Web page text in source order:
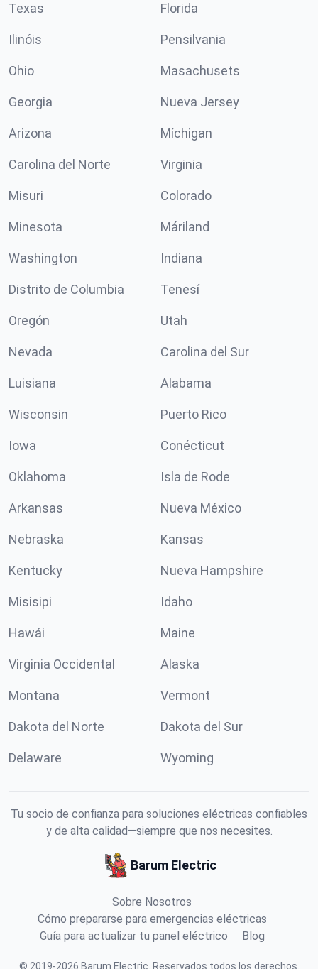
Texas Florida
Ilinóis Pensilvania
Ohio Masachusets
Georgia Nueva Jersey
Arizona Míchigan
Carolina del Norte Virginia
Misuri Colorado
Minesota Máriland
Washington Indiana
Distrito de Columbia Tenesí
Oregón Utah
Nevada Carolina del Sur
Luisiana Alabama
Wisconsin Puerto Rico
Iowa Conécticut
Oklahoma Isla de Rode
Arkansas Nueva México
Nebraska Kansas
Kentucky Nueva Hampshire
Misisipi Idaho
Hawái Maine
Virginia Occidental Alaska
Montana Vermont
Dakota del Norte Dakota del Sur
Delaware Wyoming
Tu socio de confianza para soluciones eléctricas confiables
y de alta calidad—siempre que nos necesites.
Barum Electric
Sobre Nosotros
Cómo prepararse para emergencias eléctricas
Guía para actualizar tu panel eléctrico
Blog
© 2019-2026 Barum Electric Reservados todos los derechos.